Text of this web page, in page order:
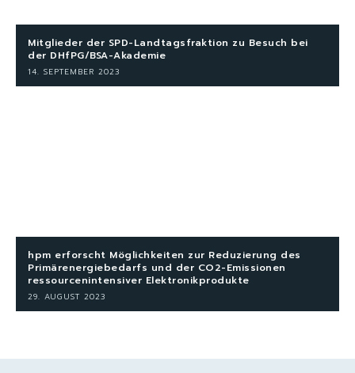
Mitglieder der SPD-Landtagsfraktion zu Besuch bei
der DHfPG/BSA-Akademie
14. SEPTEMBER 2023
hpm erforscht Möglichkeiten zur Reduzierung des
Primärenergiebedarfs und der CO2-Emissionen
ressourcenintensiver Elektronikprodukte
29. AUGUST 2023